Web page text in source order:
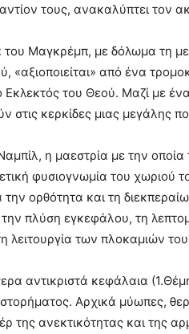
τους, ανακαλύπτει τον
Μαγκρέμπ, με δόλωμα τη
«αξιοποιείται» από ένα
Εκλεκτός του Θεού. Μαζί με
στις κερκίδες μιας μεγάλης
η μαεστρία με την οποία
φυσιογνωμία του χωριού
ορθότητα και τη
πλύση εγκεφάλου, τη
λειτουργία των πλοκαμιών
αντικριστά κεφάλαια
Αρχικά μύωπες,
της ανεκτικότητας και της